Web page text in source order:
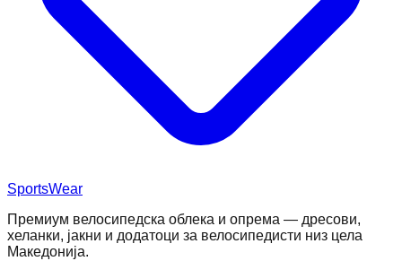
SportsWear
Премиум велосипедска облека и опрема — дресови,
хеланки, јакни и додатоци за велосипедисти низ цела
Македонија.